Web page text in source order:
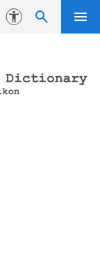
Accessibility